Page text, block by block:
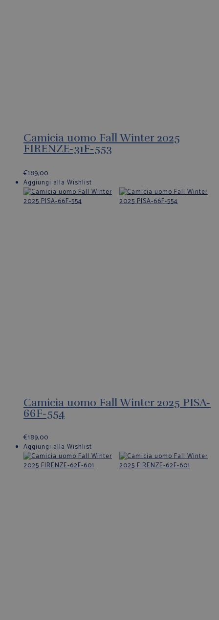
Camicia uomo Fall Winter 2025
FIRENZE-31F-553
€189,00
Aggiungi alla Wishlist
Camicia uomo Fall Winter 2025 PISA-
66F-554
€189,00
Aggiungi alla Wishlist